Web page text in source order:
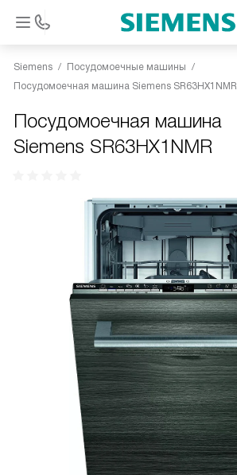
Siemens
Посудомоечные машины
Посудомоечная машина Siemens SR63HX1NMR
Посудомоечная машина
Siemens SR63HX1NMR